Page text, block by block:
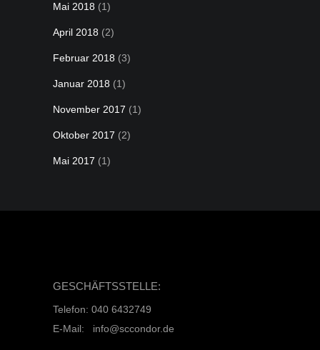
Mai 2018 (1)
April 2018 (2)
Februar 2018 (3)
Januar 2018 (1)
November 2017 (1)
Oktober 2017 (2)
Mai 2017 (1)
GESCHÄFTSSTELLE:
Telefon: 040 6432749
E-Mail: info@sccondor.de